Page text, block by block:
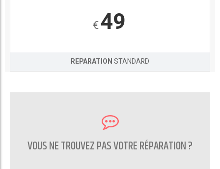
€49
REPARATIONSTANDARD
VOUS NE TROUVEZ PAS VOTRE RÉPARATION ?
CONTACTEZ NOUS